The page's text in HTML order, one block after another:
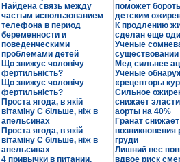
Найдена связь между
частым использованием
телефона в период
беременности и
поведенческими
проблемами детей
Що знижує чоловічу
фертильність?
Що знижує чоловічу
фертильність?
Проста ягода, в якій
вітаміну С більше, ніж в
апельсинах
Проста ягода, в якій
вітаміну С більше, ніж в
апельсинах
4 привычки в питании,
поможет
детским
К продлению
сделан еще
Ученые
существовании
Мед сильнее
Ученые
«рецепторы
Сильное
снижает
аорты на 40%
Гранат
возникновения
груди
Лишний вес
вдвое риск